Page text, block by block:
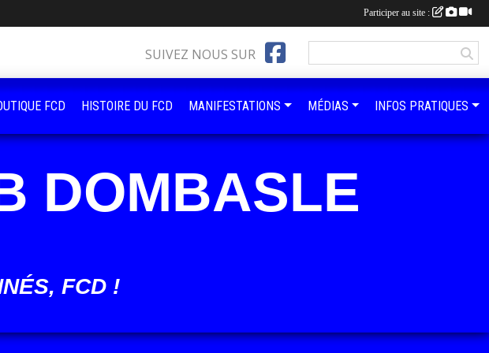
DOMBASLE
FCD !
SUIVEZ NOUS SUR
FCD HISTOIRE DU FCD MANIFESTATIONS MÉDIAS INFOS PRATIQUES
Participer au site :